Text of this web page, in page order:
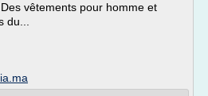
vêtements pour homme et